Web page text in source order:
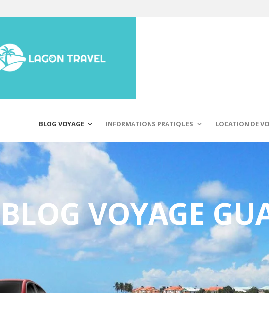
BLOG VOYAGE INFORMATIONS PRATIQUES LOCATION DE
BLOG VOYAGE